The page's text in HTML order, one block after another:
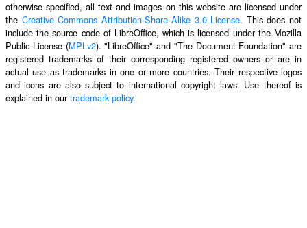
otherwise specified, all text and images on this website are licensed under
the Creative Commons Attribution-Share Alike 3.0 License. This does not
include the source code of LibreOffice, which is licensed under the Mozilla
Public License (MPLv2). "LibreOffice" and "The Document Foundation" are
registered trademarks of their corresponding registered owners or are in
actual use as trademarks in one or more countries. Their respective logos
and icons are also subject to international copyright laws. Use thereof is
explained in ourtrademark policy.